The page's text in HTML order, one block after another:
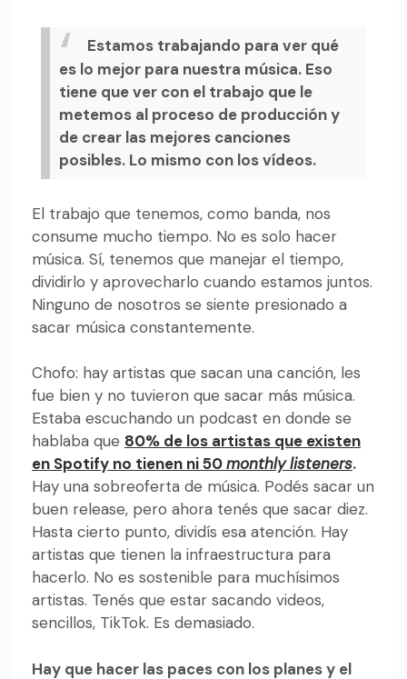
Estamos trabajando para ver qué
es lo mejor para nuestra música. Eso
tiene que ver con el trabajo que le
metemos al proceso de producción y
de crear las mejores canciones
posibles. Lo mismo con los vídeos.
El trabajo que tenemos, como banda, nos
consume mucho tiempo. No es solo hacer
música. Sí, tenemos que manejar el tiempo,
dividirlo y aprovecharlo cuando estamos juntos.
Ninguno de nosotros se siente presionado a
sacar música constantemente.
Chofo: hay artistas que sacan una canción, les
fue bien y no tuvieron que sacar más música.
Estaba escuchando un podcast en donde se
hablaba que 80% de los artistas que existen
en Spotify no tienen ni 50monthly listeners.
Hay una sobreoferta de música. Podés sacar un
buen release, pero ahora tenés que sacar diez.
Hasta cierto punto, dividís esa atención. Hay
artistas que tienen la infraestructura para
hacerlo. No es sostenible para muchísimos
artistas. Tenés que estar sacando videos,
sencillos, TikTok. Es demasiado.
Hay que hacer las paces con los planes y el